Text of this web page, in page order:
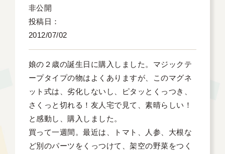
非公開
投稿日
2012/07/02
娘の２歳の誕生日に購入しました。マジックテ
ープタイプの物はよくありますが、このマグネ
ット式は、劣化しないし、ピタッとくっつき、
さくっと切れる！友人宅で見て、素晴らしい！
と感動し、購入しました。
買って一週間。最近は、トマト、人参、大根な
ど別のパーツをくっつけて、架空の野菜をつく